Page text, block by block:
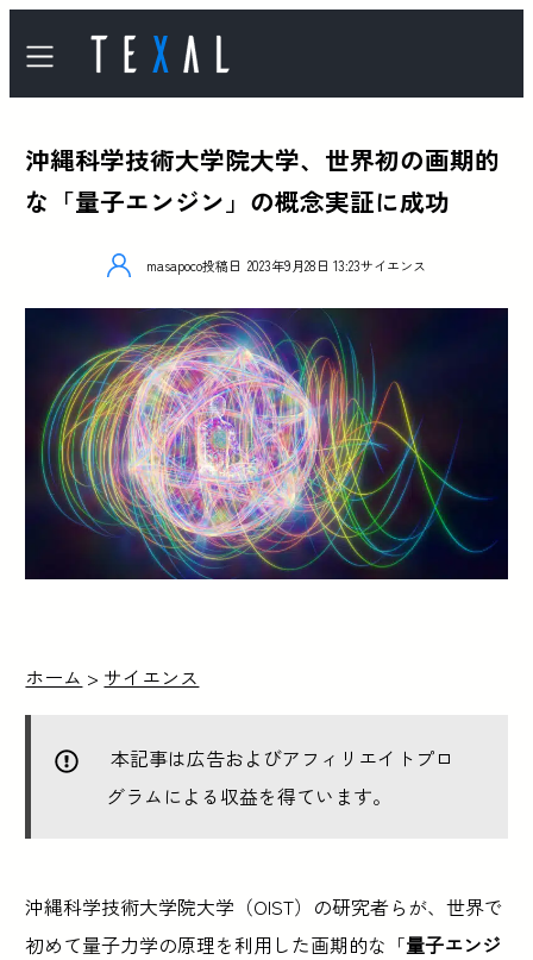
沖縄科学技術大学院大学、世界初の画期的
な「量子エンジン」の概念実証に成功
masapoco投稿日 2023年9月28日 13:23サイエンス
ホーム > サイエンス
本記事は広告およびアフィリエイトプロ
グラムによる収益を得ています。
沖縄科学技術大学院大学（OIST）の研究者らが、世界で
初めて量子力学の原理を利用した画期的な「量子エンジ